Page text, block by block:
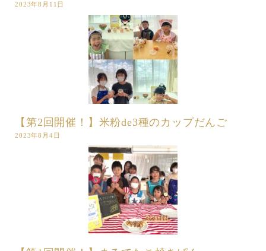
2023年8月11日
【第2回開催！】米粉de3種のカップだんご
2023年8月4日